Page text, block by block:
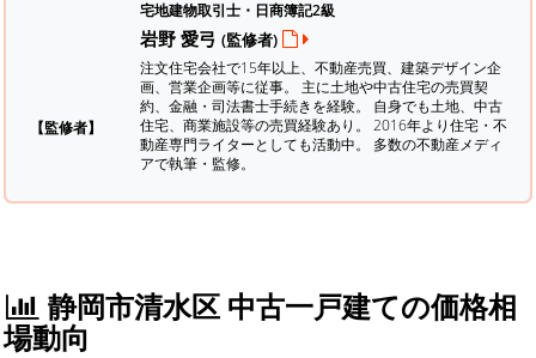
【監修者】
宅地建物取引士・日商簿記2級
岩野 愛弓 (監修者)
注文住宅会社で15年以上、不動産売買、建築デザイン企
画、営業企画等に従事。 主に土地や中古住宅の売買契
約、金融・司法書士手続きを経験。 自身でも土地、中古
住宅、商業施設等の売買経験あり。 2016年より住宅・不
動産専門ライターとしても活動中。 多数の不動産メディ
アで執筆・監修。
静岡市清水区 中古一戸建ての価格相
場動向